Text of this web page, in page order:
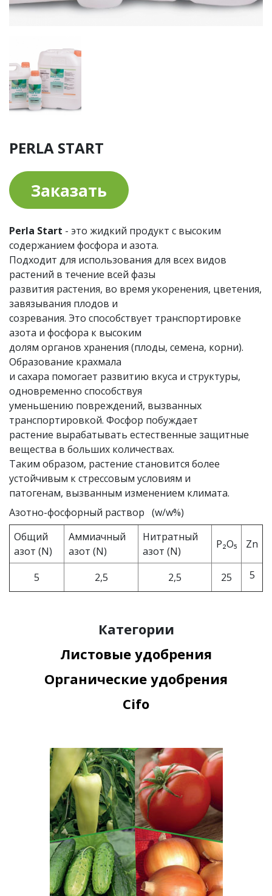
PERLA START
Заказать
Perla Start - это жидкий продукт с высоким
содержанием фосфора и азота.
Подходит для использования для всех видов
растений в течение всей фазы
развития растения, во время укоренения, цветения,
завязывания плодов и
созревания. Это способствует транспортировке
азота и фосфора к высоким
долям органов хранения (плоды, семена, корни).
Образование крахмала
и сахара помогает развитию вкуса и структуры,
одновременно способствуя
уменьшению повреждений, вызванных
транспортировкой. Фосфор побуждает
растение вырабатывать естественные защитные
вещества в больших количествах.
Таким образом, растение становится более
устойчивым к стрессовым условиям и
патогенам, вызванным изменением климата.
Азотно-фосфорный раствор (w/w%)
Общий
азот (N)
Аммиачный
азот (N)
Нитратный
азот (N)
P₂O₅ Zn
5 2,5 2,5 25 5
Категории
Листовые удобрения
Органические удобрения
Cifo